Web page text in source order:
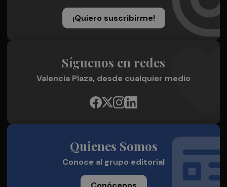
¡Quiero suscribirme!
Síguenos en redes
Valencia Plaza, desde cualquier medio
Quienes Somos
Conoce al grupo editorial